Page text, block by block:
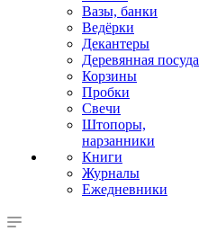
Вазы, банки
Ведёрки
Декантеры
Деревянная посуда
Корзины
Пробки
Свечи
Штопоры,
нарзанники
Книги
Журналы
Ежедневники